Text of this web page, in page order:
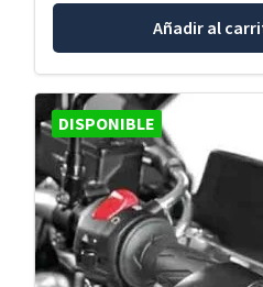
Añadir al
DISPONIBLE